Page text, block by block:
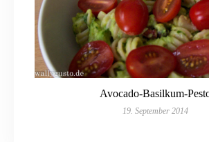
Avocado-Basilkum-
19. September 2014